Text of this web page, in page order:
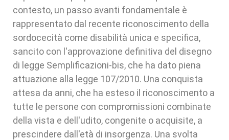
contesto, un passo avanti fondamentale è
rappresentato dal recente riconoscimento della
sordocecità come disabilità unica e specifica,
sancito con l'approvazione definitiva del disegno
di legge Semplificazioni-bis, che ha dato piena
attuazione alla legge 107/2010. Una conquista
attesa da anni, che ha esteso il riconoscimento a
tutte le persone con compromissioni combinate
della vista e dell'udito, congenite o acquisite, a
prescindere dall'età di insorgenza. Una svolta